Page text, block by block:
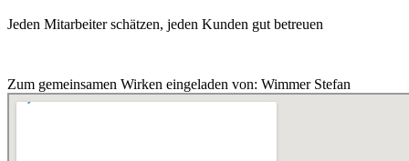
Jeden Mitarbeiter schätzen, jeden Kunden gut betreuen
Zum gemeinsamen Wirken eingeladen von: Wimmer Stefan